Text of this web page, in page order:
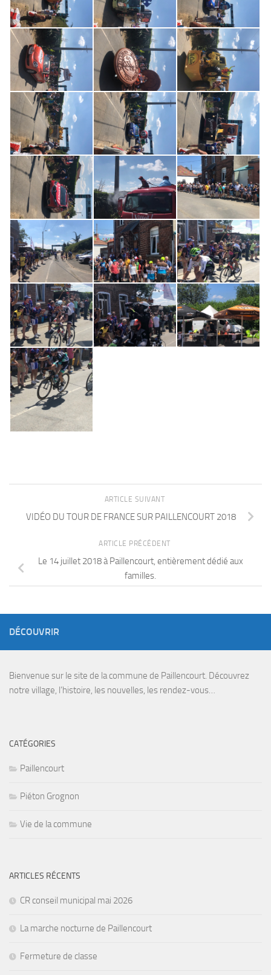
ARTICLE SUIVANT
VIDÉO DU TOUR DE FRANCE SUR PAILLENCOURT 2018
ARTICLE PRÉCÉDENT
Le 14 juillet 2018 à Paillencourt, entièrement dédié aux
familles.
DÉCOUVRIR
Bienvenue sur le site de la commune de Paillencourt. Découvrez
notre village, l’histoire, les nouvelles, les rendez-vous…
CATÉGORIES
Paillencourt
Piéton Grognon
Vie de la commune
ARTICLES RÉCENTS
CR conseil municipal mai 2026
La marche nocturne de Paillencourt
Fermeture de classe